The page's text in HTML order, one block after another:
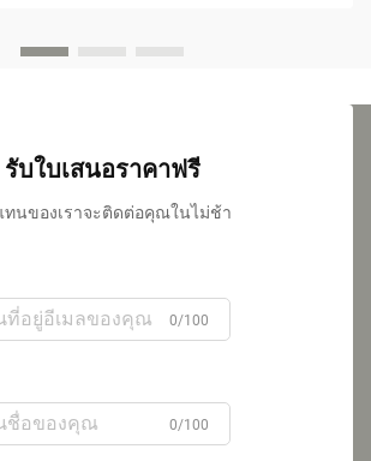
รับใบเสนอราคาฟรี
ทนของเราจะติดต่อคุณในไม่ช้า
0/100
0/100